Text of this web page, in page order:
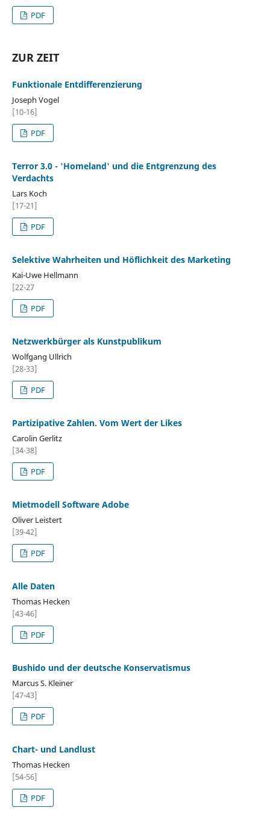
PDF
ZUR ZEIT
Funktionale Entdifferenzierung
Joseph Vogel
[10-16]
PDF
Terror 3.0 - 'Homeland' und die Entgrenzung des
Verdachts
Lars Koch
[17-21]
PDF
Selektive Wahrheiten und Höflichkeit des Marketing
Kai-Uwe Hellmann
[22-27
PDF
Netzwerkbürger als Kunstpublikum
Wolfgang Ullrich
[28-33]
PDF
Partizipative Zahlen. Vom Wert der Likes
Carolin Gerlitz
[34-38]
PDF
Mietmodell Software Adobe
Oliver Leistert
[39-42]
PDF
Alle Daten
Thomas Hecken
[43-46]
PDF
Bushido und der deutsche Konservatismus
Marcus S. Kleiner
[47-43]
PDF
Chart- und Landlust
Thomas Hecken
[54-56]
PDF